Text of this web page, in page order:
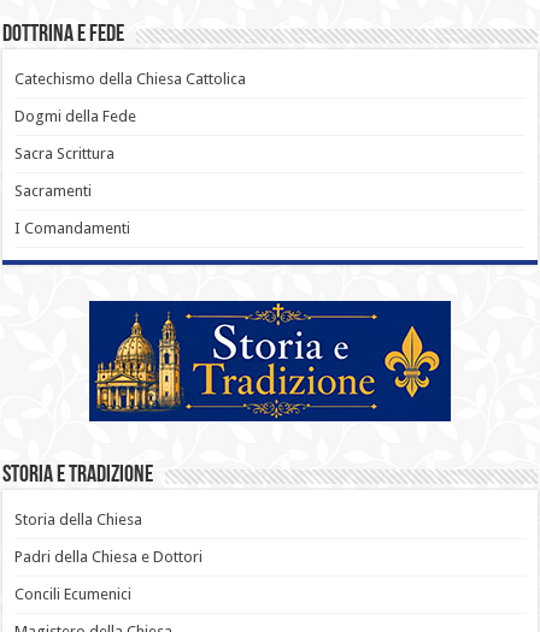
Dottrina e Fede
Catechismo della Chiesa Cattolica
Dogmi della Fede
Sacra Scrittura
Sacramenti
I Comandamenti
Storia e Tradizione
Storia della Chiesa
Padri della Chiesa e Dottori
Concili Ecumenici